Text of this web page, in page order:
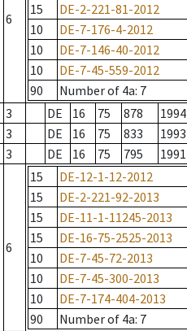
6
15
DE-2-221-81-2012
10
DE-7-176-4-2012
10
DE-7-146-40-2012
10
DE-7-45-559-2012
90
Number of 4a: 7
3 DE 16 75 878
1994
3 DE 16 75 833
1993
3 DE 16 75 795 1991
6
15
DE-12-1-12-2012
15
DE-2-221-92-2013
15
DE-11-1-11245-2013
15
DE-16-75-2525-2013
10
DE-7-45-72-2013
10
DE-7-45-300-2013
10
DE-7-174-404-2013
90
Number of 4a: 7